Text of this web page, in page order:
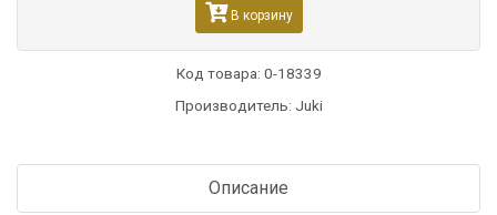
В корзину
Код товара: 0-18339
Производитель: Juki
Описание